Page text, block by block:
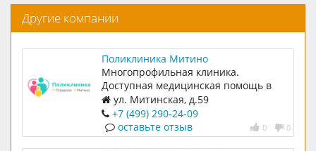
Другие компании
Поликлиника Митино
Многопрофильная клиника.
Доступная медицинская помощь в
одном здании. Работаем каждый день
без праздников и выходных
ул. Митинская, д.59
+7 (499) 290-24-09
0 0
оставьте отзыв